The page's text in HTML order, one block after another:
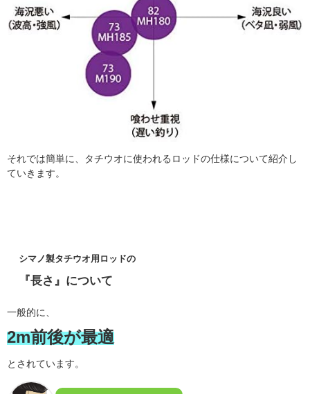
それでは簡単に、タチウオに使われるロッドの仕様について紹介し
ていきます。
シマノ製タチウオ用ロッドの
『長さ』について
一般的に、
2m前後が最適
とされています。